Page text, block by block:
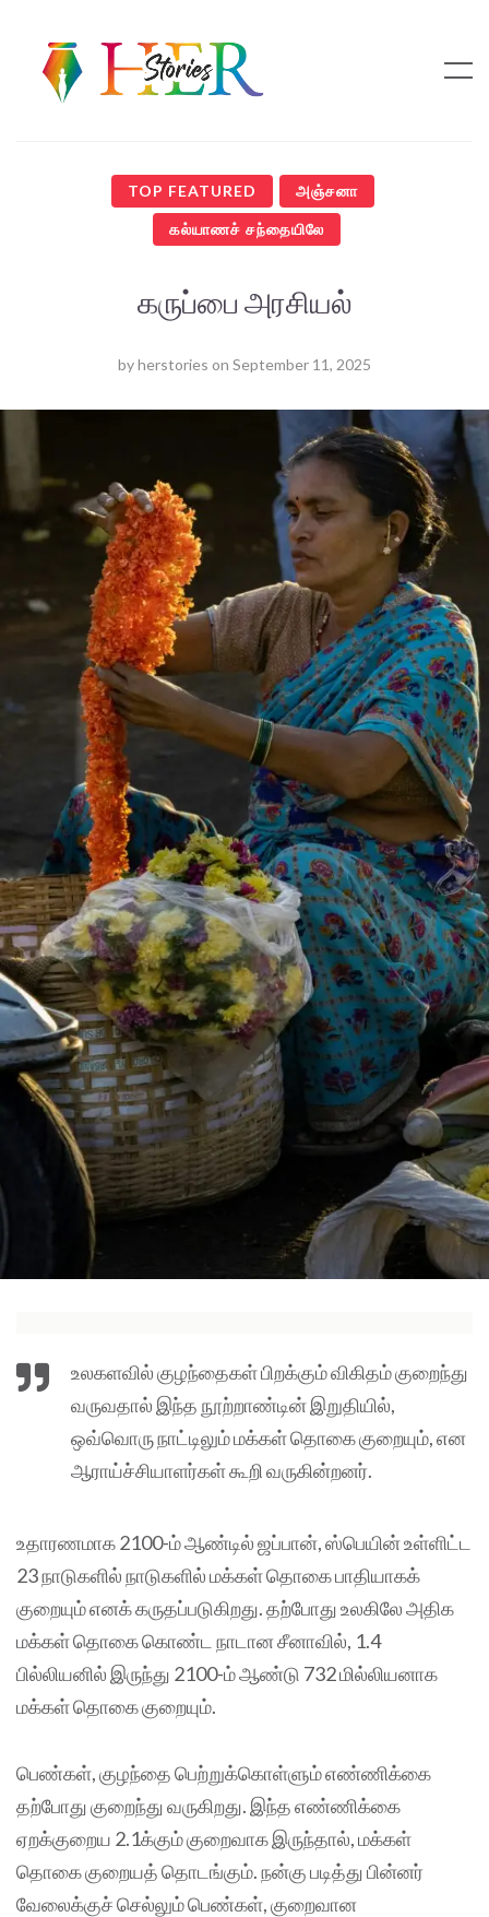
TOP FEATURED அஞ்சனா
கல்யாணச் சந்தையிலே
கருப்பை அரசியல்
byherstories on September 11, 2025
உலகளவில் குழந்தைகள் பிறக்கும் விகிதம் குறைந்து
வருவதால் இந்த நூற்றாண்டின் இறுதியில்,
ஒவ்வொரு நாட்டிலும் மக்கள் தொகை குறையும், என
ஆராய்ச்சியாளர்கள் கூறி வருகின்றனர்.
உதாரணமாக 2100-ம் ஆண்டில் ஜப்பான், ஸ்பெயின் உள்ளிட்ட
23 நாடுகளில் நாடுகளில் மக்கள் தொகை பாதியாகக்
குறையும் எனக் கருதப்படுகிறது. தற்போது உலகிலே அதிக
மக்கள் தொகை கொண்ட நாடான சீனாவில், 1.4
பில்லியனில் இருந்து 2100-ம் ஆண்டு 732 மில்லியனாக
மக்கள் தொகை குறையும்.
பெண்கள், குழந்தை பெற்றுக்கொள்ளும் எண்ணிக்கை
தற்போது குறைந்து வருகிறது. இந்த எண்ணிக்கை
ஏறக்குறைய 2.1க்கும் குறைவாக இருந்தால், மக்கள்
தொகை குறையத் தொடங்கும். நன்கு படித்து பின்னர்
வேலைக்குச் செல்லும் பெண்கள், குறைவான